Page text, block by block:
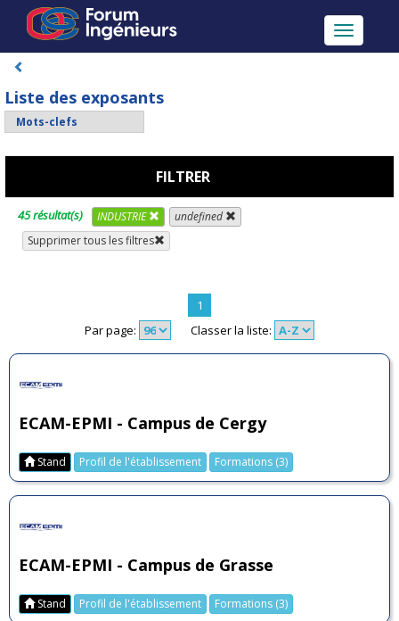
Toggle
navigation
Liste des exposants
FILTRER
45 résultat(s) INDUSTRIE
undefined
Supprimer tous les filtres
1
Par page:
Classer la liste:
ECAM-EPMI - Campus de Cergy
Stand Profil de l'établissement Formations (3)
ECAM-EPMI - Campus de Grasse
Stand Profil de l'établissement Formations (3)